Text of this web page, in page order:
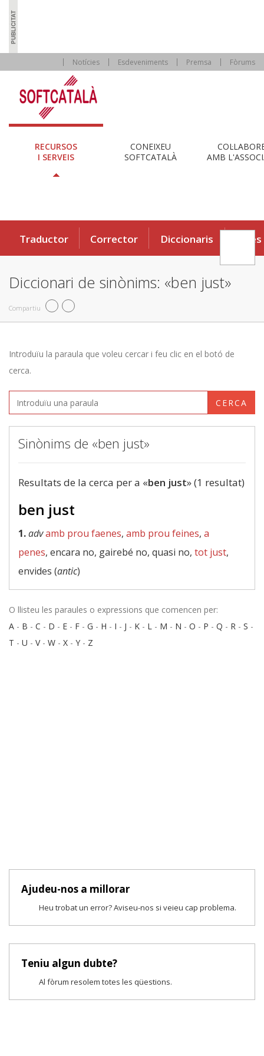
Notícies Esdeveniments Premsa Fòrums
RECURSOS
I SERVEIS
CONEIXEU
SOFTCATALÀ
AMB
Traductor Corrector Diccionaris Eines
Diccionari de sinònims: «ben just»
Compartiu
Introduïu la paraula que voleu cercar i feu clic en el botó de
cerca.
CERCA
Sinònims de «ben just»
Resultats de la cerca per a «ben just» (1 resultat)
ben just
1.advamb prou faenes, amb prou feines, a
penes, encara no, gairebé no, quasi no, tot just,
envides (antic)
O llisteu les paraules o expressions que comencen per:
A - B - C - D - E - F - G - H - I - J - K - L - M - N - O - P - Q - R - S -
T - U - V- W - X - Y - Z
Ajudeu-nos a millorar
Heu trobat un error? Aviseu-nos si veieu cap problema.
Teniu algun dubte?
Al fòrum resolem totes les qüestions.